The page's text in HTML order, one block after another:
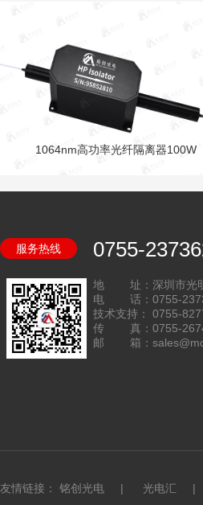
1064nm高功率光纤隔离器100W
服务热线 0755-
地 址：深圳市光明
电 话：0755-
技术支持： 0755-
传 真：0755-
邮 箱：
友情链接： 铭创光电 | 光电汇 |